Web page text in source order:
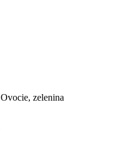
Ovocie, zelenina